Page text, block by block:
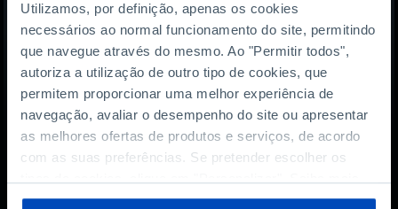
Utilizamos, por definição, apenas os cookies
necessários ao normal funcionamento do site, permitindo
que navegue através do mesmo. Ao "Permitir todos",
autoriza a utilização de outro tipo de cookies, que
permitem proporcionar uma melhor experiência de
navegação, avaliar o desempenho do site ou apresentar
as melhores ofertas de produtos e serviços, de acordo
com as suas preferências. Se pretender escolher os
sobre cookies através da gestão de preferências ou da